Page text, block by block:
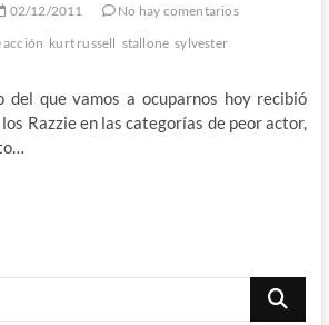
02/12/2011
No hay comentarios
acción kurt russell stallone sylvester
del que vamos a ocuparnos hoy recibió
Razzie en las categorías de peor actor,
Buscar